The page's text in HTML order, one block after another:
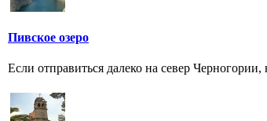
Пивское озеро
Если отправиться далеко на север